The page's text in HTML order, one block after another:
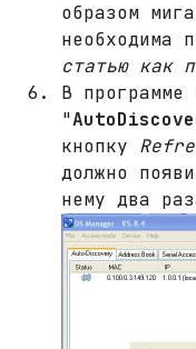
образом
необходима
статью как
В программе
"
кнопку
должно
нему два